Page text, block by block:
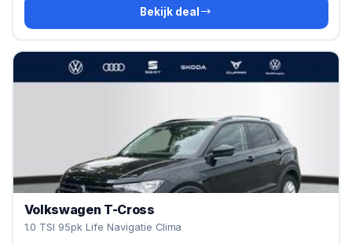
Bekijk deal
Volkswagen T-Cross
1.0 TSI 95pk Life Navigatie Clima